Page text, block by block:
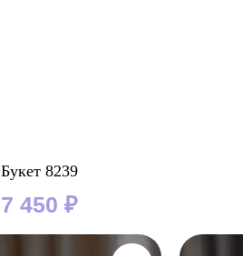
Букет 8239
7 450 ₽